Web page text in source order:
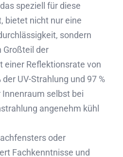
speziell für diese
bietet nicht nur eine
sondern
Großteil der
einer Reflektionsrate von
der UV-Strahlung und 97 %
selbst bei
angenehm kühl
oder
Fachkenntnisse und